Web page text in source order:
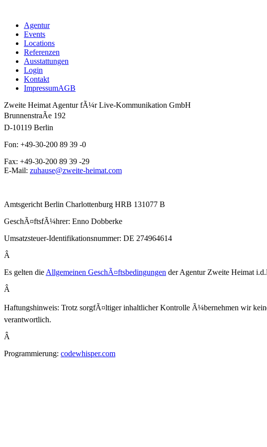
Agentur
Events
Locations
Referenzen
Ausstattungen
Login
Kontakt
ImpressumAGB
Zweite Heimat Agentur fÃ¼r Live-Kommunikation GmbH
BrunnenstraÃe 192
D-10119 Berlin
Fon: +49-30-200 89 39 -0
Fax: +49-30-200 89 39 -29
E-Mail: zuhause@zweite-heimat.com
Amtsgericht Berlin Charlottenburg HRB 131077 B
GeschÃ¤ftsfÃ¼hrer: Enno Dobberke
Umsatzsteuer-Identifikationsnummer: DE 274964614
Â
Es gelten die Allgemeinen GeschÃ¤ftsbedingungen der Agentur Zweite Heimat
Â
Haftungshinweis: Trotz sorgfÃ¤ltiger inhaltlicher Kontrolle Ã¼bernehmen wir
verantwortlich.
Â
Programmierung: codewhisper.com